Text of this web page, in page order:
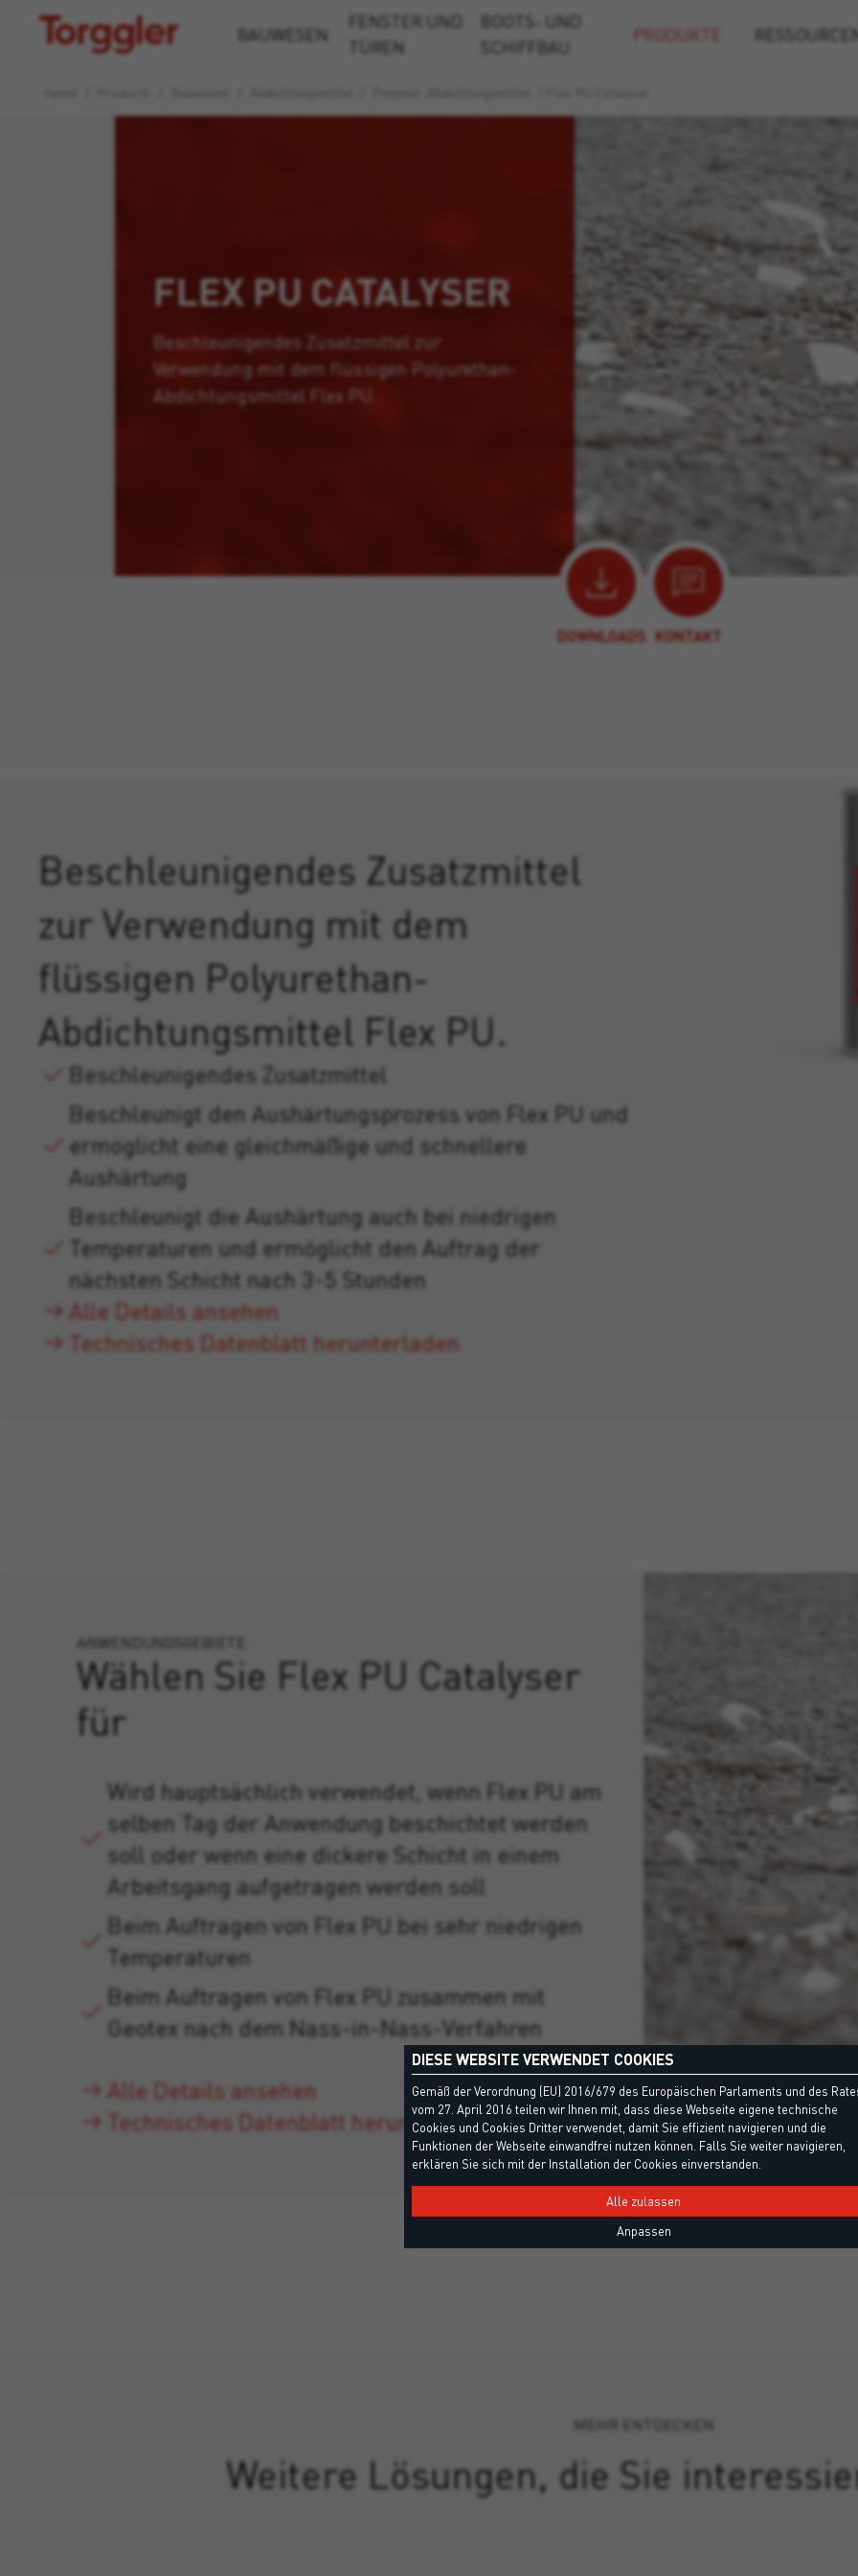
Torggler BAUWESEN
FENSTER UND
TÜREN
BOOTS- UND
SCHIFFBAU
PRODUKTE
FLEX PU CATALYSER
Beschleunigendes Zusatzmittel zur
Verwendung mit dem flüssigen Polyurethan-
Abdichtungsmittel Flex PU.
DOWNLOADS KONTAKT
Beschleunigendes Zusatzmittel
zur Verwendung mit dem
flüssigen Polyurethan-
Abdichtungsmittel Flex PU.
Beschleunigendes Zusatzmittel
Beschleunigt den Aushärtungsprozess von Flex PU und
ermöglicht eine gleichmäßige und schnellere
Aushärtung
Beschleunigt die Aushärtung auch bei niedrigen
Temperaturen und ermöglicht den Auftrag der
nächsten Schicht nach 3-5 Stunden
Alle Details ansehen
Technisches Datenblatt herunterladen
ANWENDUNGSGEBIETE
Wählen Sie Flex PU Catalyser
für
Wird hauptsächlich verwendet, wenn Flex PU am
selben Tag der Anwendung beschichtet werden
soll oder wenn eine dickere Schicht in einem
Arbeitsgang aufgetragen werden soll
Beim Auftragen von Flex PU bei sehr niedrigen
Temperaturen
Beim Auftragen von Flex PU zusammen mit
Geotex nach dem Nass-in-Nass-Verfahren
Alle Details ansehen
Technisches Datenblatt herunterladen
MEHR ENTDECKEN
Weitere Lösungen, die Sie
DIESE WEBSITE VERWENDET COOKIES
Gemäß der Verordnung (EU) 2016/679 des Europäischen Parlaments und des
vom 27. April 2016 teilen wir Ihnen mit, dass diese Webseite eigene technische
Cookies und Cookies Dritter verwendet, damit Sie effizient navigieren und die
Funktionen der Webseite einwandfrei nutzen können. Falls Sie weiter navigieren,
erklären Sie sich mit der Installation der Cookies einverstanden.
Alle zulassen
Anpassen